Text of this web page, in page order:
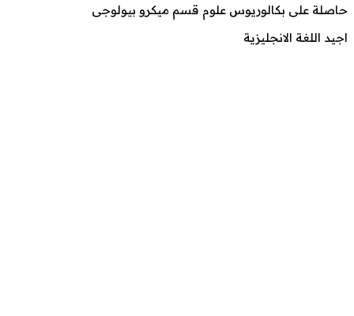
حاصلة على بكالوريوس علوم قسم ميكرو بيولوجى
اجيد اللغة الانجليزية